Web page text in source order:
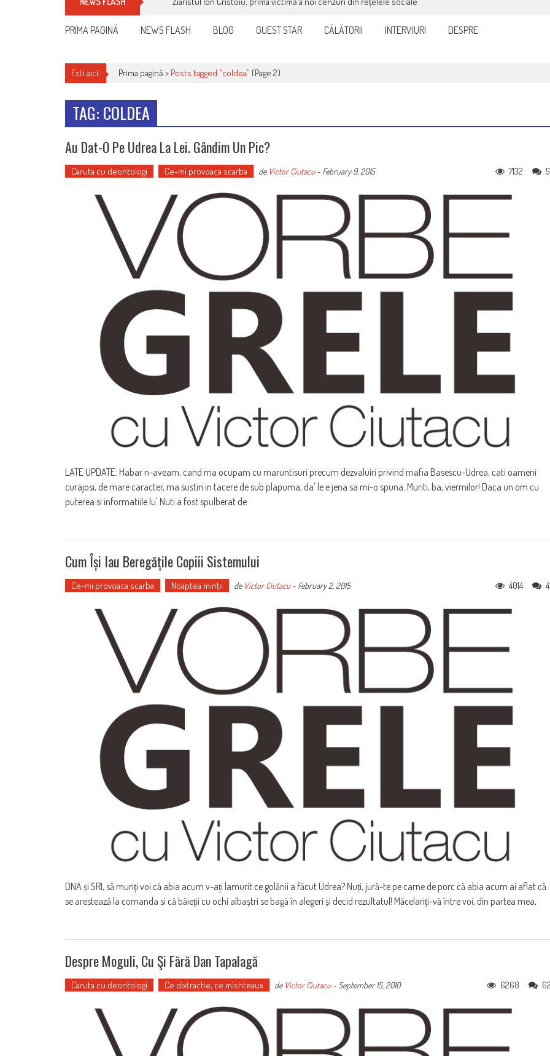
PRIMA PAGINĂ NEWS FLASH BLOG GUEST STAR CĂLĂTORII INTERVIURI DESPRE
Esti aici: Prima pagină > Posts tagged "coldea" (Page 2)
TAG: COLDEA
Au Dat-O Pe Udrea La Lei. Gândim Un Pic?
Caruta cu deontologi Ce-mi provoaca scarba de Victor Ciutacu- February 9, 2015 7132
LATE UPDATE: Habar n-aveam, cand ma ocupam cu maruntisuri precum dezvaluiri privind mafia Basescu-Udrea, cati oameni
curajosi, de mare caracter, ma sustin in tacere de sub plapuma, da' le e jena sa mi-o spuna. Muriti, ba, viermilor! Daca un om cu
puterea si informatiile lu' Nuti a fost spulberat de
Cum Își Iau Beregățile Copiii Sistemului
Ce-mi provoaca scarba Noaptea minţii de Victor Ciutacu- February 2, 2015 4014
DNA și SRI, să muriți voi că abia acum v-ați lamurit ce golănii a făcut Udrea? Nuți, jură-te pe carne de porc că abia acum ai aflat că
se arestează la comanda si că băieții cu ochi albaștri se bagă în alegeri și decid rezultatul! Măcelariți-vă între voi, din partea mea,
Despre Moguli, Cu Şi Fără Dan Tapalagă
Caruta cu deontologi Ce dixtractie, ce mishteaux de Victor Ciutacu- September 15, 2010 6268